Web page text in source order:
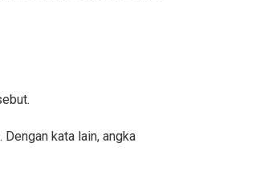
kata lain, angka